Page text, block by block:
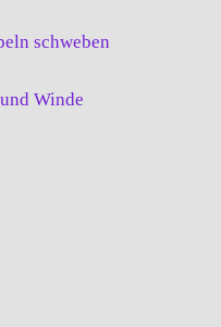
schweben
Winde